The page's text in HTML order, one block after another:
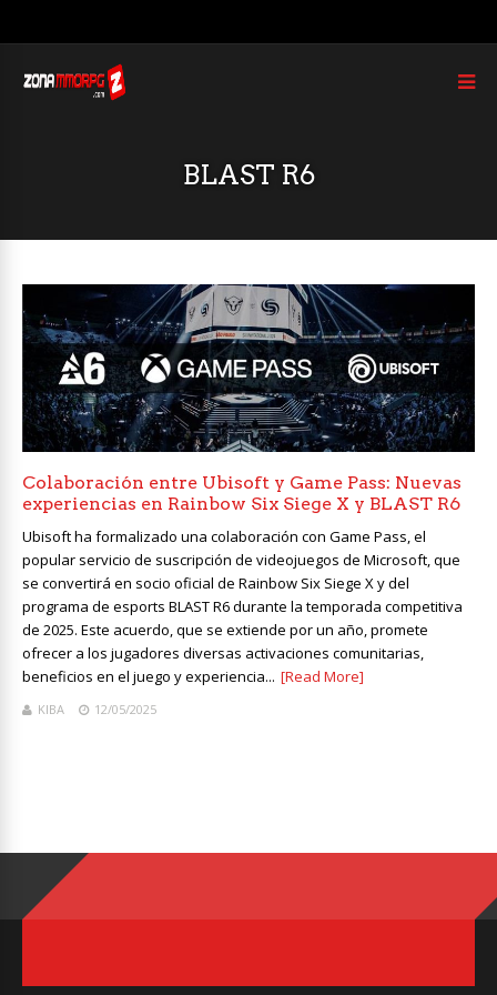
BLAST R6
Colaboración entre Ubisoft y Game Pass: Nuevas
experiencias en Rainbow Six Siege X y BLAST R6
Ubisoft ha formalizado una colaboración con Game Pass, el
popular servicio de suscripción de videojuegos de Microsoft, que
se convertirá en socio oficial de Rainbow Six Siege X y del
programa de esports BLAST R6 durante la temporada competitiva
de 2025. Este acuerdo, que se extiende por un año, promete
ofrecer a los jugadores diversas activaciones comunitarias,
beneficios en el juego y experiencia... [Read More]
KIBA 12/05/2025